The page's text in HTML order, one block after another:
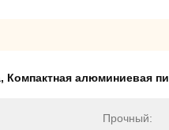
, Компактная алюминиевая
Прочный: